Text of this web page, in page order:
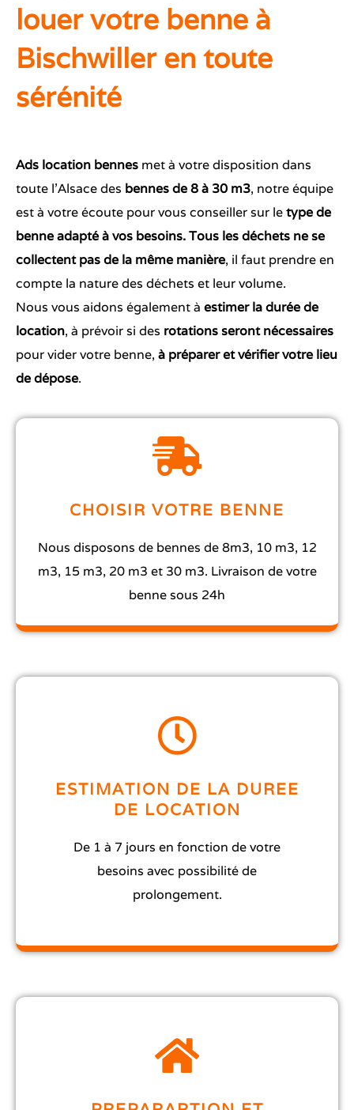
louer votre benne à
Bischwiller en toute
sérénité
Ads location bennes met à votre disposition dans
toute l’Alsace des bennes de 8 à 30 m3, notre équipe
est à votre écoute pour vous conseiller sur letype de
benne adapté à vos besoins. Tous les déchets ne se
collectent pas de la même manière, il faut prendre en
compte la nature des déchets et leur volume.
Nous vous aidons également à estimer la durée de
location, à prévoir si des rotations seront nécessaires
pour vider votre benne, à préparer et vérifier votre lieu
de dépose.
CHOISIR VOTRE BENNE
Nous disposons de bennes de 8m3, 10 m3, 12
m3, 15 m3, 20 m3 et 30 m3. Livraison de votre
benne sous 24h
ESTIMATION DE LA DUREE
DE LOCATION
De 1 à 7 jours en fonction de votre
besoins avec possibilité de
prolongement.